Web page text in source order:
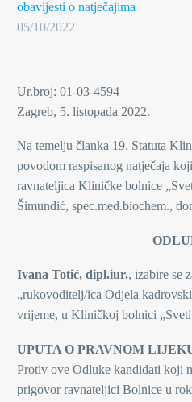
obavijesti o natječajima
05/10/2022
Ur.broj: 01-03-4594
Zagreb, 5. listopada 2022.
Na temelju članka 19. Statuta
povodom raspisanog natječaja
ravnateljica Kliničke bolnice
Šimundić, spec.med.biochem.,
Ivana Totić, dipl.iur., izabire se
„rukovoditelj/ica Odjela
vrijeme, u Kliničkoj bolnici
UPUTA O PRAVNOM
Protiv ove Odluke kandidati koji
prigovor ravnateljici Bolnice u